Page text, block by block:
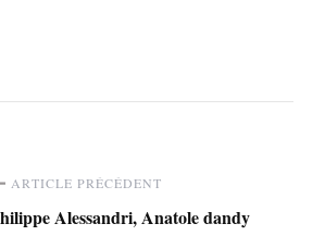
ARTICLE PRÉCÉDENT
Alessandri, Anatole dandy